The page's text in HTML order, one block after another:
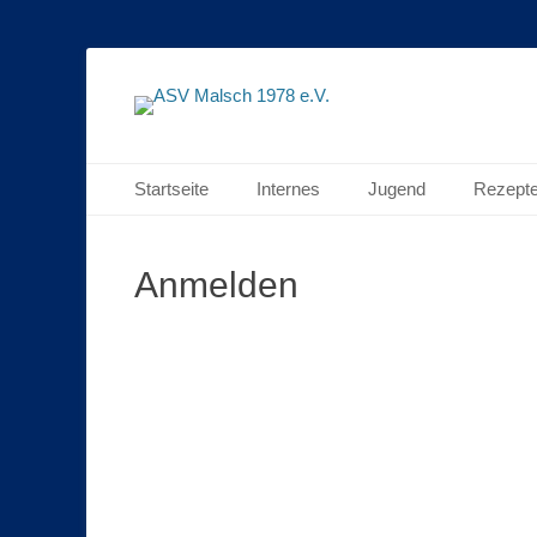
ASV Malsch 1978
Die Mälscher Angler im Netz
Primäres Menü
Inhalt
Startseite Internes Jugend
Anmelden